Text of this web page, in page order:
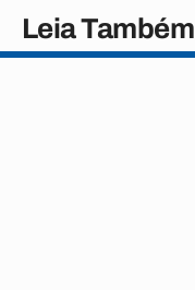
Leia Também